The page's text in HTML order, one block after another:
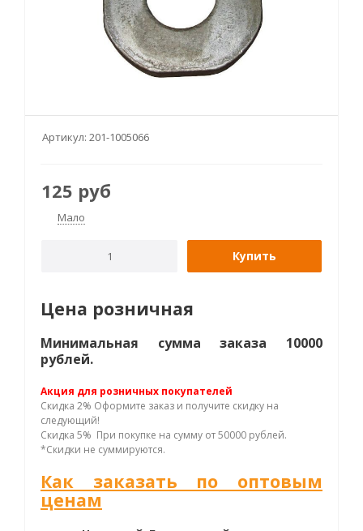
Артикул: 201-1005066
125 руб
Мало
Купить
Цена розничная
Минимальная сумма заказа 10000
рублей.
Акция для розничных покупателей
Скидка 2% Оформите заказ и получите скидку на
следующий!
Скидка 5% При покупке на сумму от 50000 рублей.
*Скидки не суммируются.
Как заказать по оптовым
ценам